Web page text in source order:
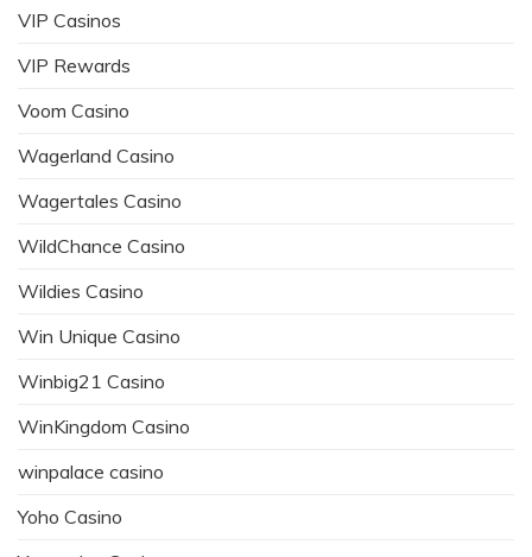
VIP Casinos
VIP Rewards
Voom Casino
Wagerland Casino
Wagertales Casino
WildChance Casino
Wildies Casino
Win Unique Casino
Winbig21 Casino
WinKingdom Casino
winpalace casino
Yoho Casino